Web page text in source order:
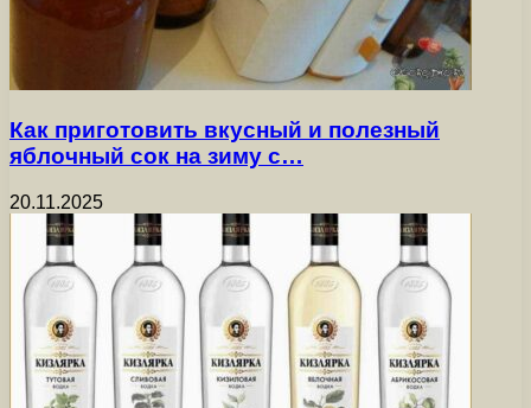
Как приготовить вкусный и полезный
яблочный сок на зиму с…
20.11.2025